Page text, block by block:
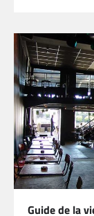
Guide de la